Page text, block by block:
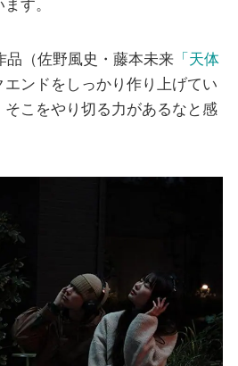
す。
品（佐野風史・藤本未来「天体
エンドをしっかり作り上げてい
こをやり切る力があるなと感